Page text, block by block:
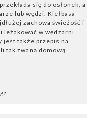
się do osłonek, a
lub wędzi. Kiełbasa
zachowa świeżość i
leżakować w wędzarni
jest także przepis na
tak zwaną domową